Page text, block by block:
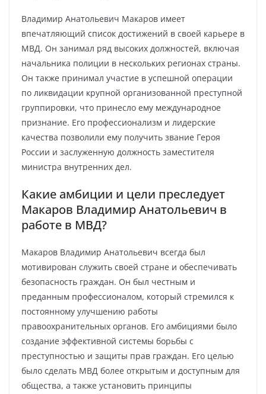
Владимир Анатольевич Макаров имеет
впечатляющий список достижений в своей карьере в
МВД. Он занимал ряд высоких должностей, включая
начальника полиции в нескольких регионах страны.
Он также принимал участие в успешной операции
по ликвидации крупной организованной преступной
группировки, что принесло ему международное
признание. Его профессионализм и лидерские
качества позволили ему получить звание Героя
России и заслуженную должность заместителя
министра внутренних дел.
Какие амбиции и цели преследует
Макаров Владимир Анатольевич в
работе в МВД?
Макаров Владимир Анатольевич всегда был
мотивирован служить своей стране и обеспечивать
безопасность граждан. Он был честным и
преданным профессионалом, который стремился к
постоянному улучшению работы
правоохранительных органов. Его амбициями было
создание эффективной системы борьбы с
преступностью и защиты прав граждан. Его целью
было сделать МВД более открытым и доступным для
общества, а также установить принципы